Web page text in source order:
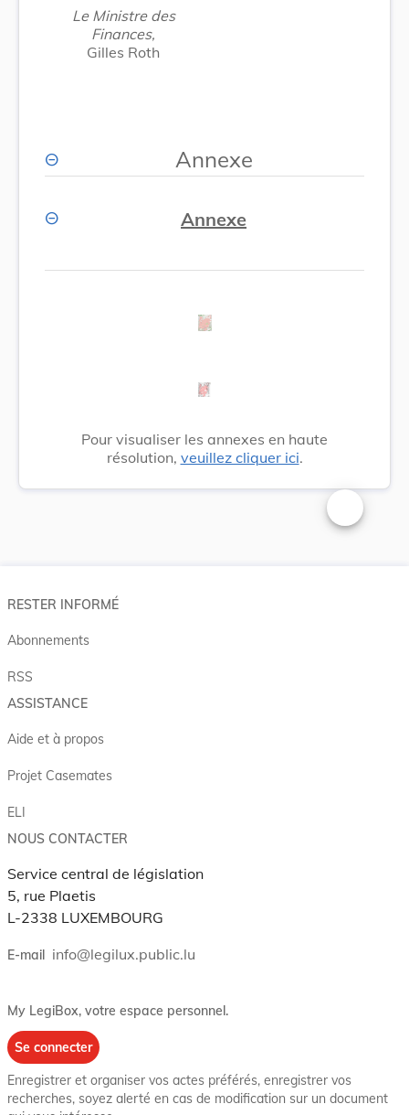
Le Ministre des
Finances,
Gilles Roth
Annexe
Annexe
Pour visualiser les annexes en haute
résolution, veuillez cliquer ici.
Changer la
RESTER INFORMÉ
Abonnements
RSS
ASSISTANCE
Aide et à propos
Projet Casemates
ELI
NOUS CONTACTER
Service central de législation
5, rue Plaetis
L-2338 LUXEMBOURG
E-mail info@legilux.public.lu
My LegiBox, votre espace personnel.
Se connecter
Enregistrer et organiser vos actes préférés, enregistrer vos
recherches, soyez alerté en cas de modification sur un document